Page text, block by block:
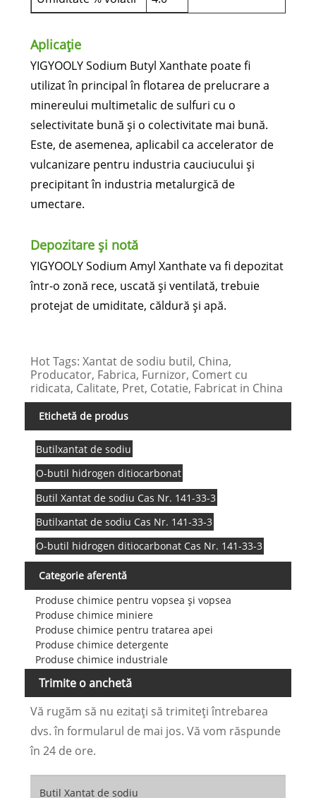
Aplicație
YIGYOOLY Sodium Butyl Xanthate poate fi
utilizat în principal în flotarea de prelucrare a
minereului multimetalic de sulfuri cu o
selectivitate bună și o colectivitate mai bună.
Este, de asemenea, aplicabil ca accelerator de
vulcanizare pentru industria cauciucului și
precipitant în industria metalurgică de
umectare.
Depozitare și notă
YIGYOOLY Sodium Amyl Xanthate va fi depozitat
într-o zonă rece, uscată și ventilată, trebuie
protejat de umiditate, căldură și apă.
Hot Tags: Xantat de sodiu butil, China,
Producator, Fabrica, Furnizor, Comert cu
ridicata, Calitate, Pret, Cotatie, Fabricat in China
Etichetă de produs
Butilxantat de sodiu
O-butil hidrogen ditiocarbonat
Butil Xantat de sodiu Cas Nr. 141-33-3
Butilxantat de sodiu Cas Nr. 141-33-3
O-butil hidrogen ditiocarbonat Cas Nr. 141-33-3
Categorie aferentă
Produse chimice pentru vopsea și vopsea
Produse chimice miniere
Produse chimice pentru tratarea apei
Produse chimice detergente
Produse chimice industriale
Trimite o anchetă
Vă rugăm să nu ezitați să trimiteți întrebarea
dvs. în formularul de mai jos. Vă vom răspunde
în 24 de ore.